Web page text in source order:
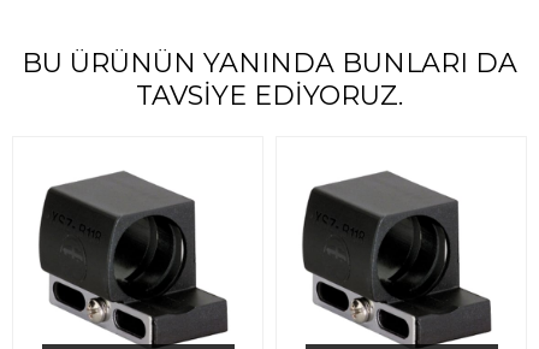
BU ÜRÜNÜN YANINDA BUNLARI DA
TAVSIYE EDIYORUZ.